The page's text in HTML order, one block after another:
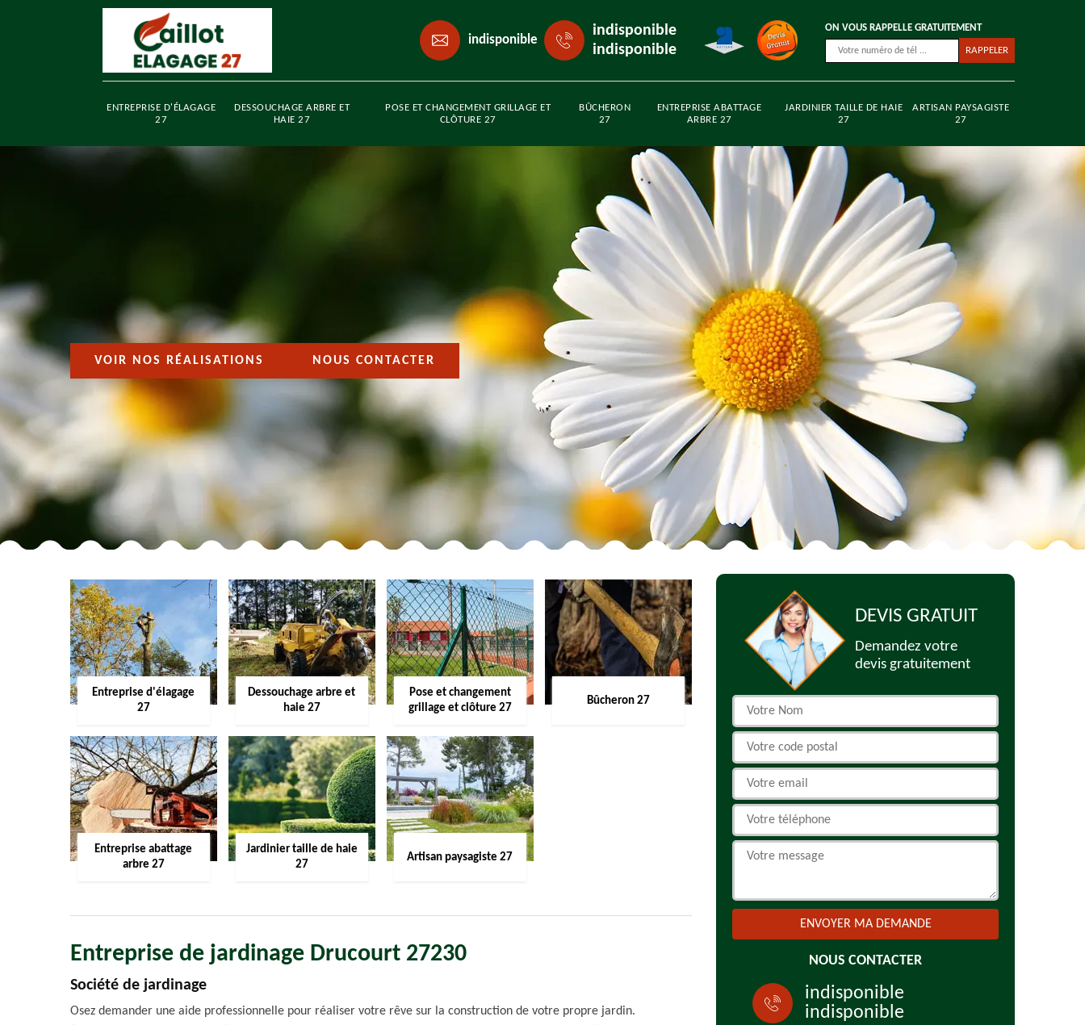
indisponible
indisponible
indisponible
ON VOUS RAPPELLE GRATUITEMENT
ENTREPRISE D'ÉLAGAGE
27
DESSOUCHAGE ARBRE ET
HAIE 27
POSE ET CHANGEMENT GRILLAGE ET
CLÔTURE 27
BÛCHERON
27
ENTREPRISE ABATTAGE
ARBRE 27
JARDINIER TAILLE DE HAIE
27
ARTISAN PAYSAGISTE
27
VOIR NOS RÉALISATIONS NOUS CONTACTER
Entreprise d'élagage
27
Dessouchage arbre et
haie 27
Pose et changement
grillage et clôture 27
Bûcheron 27
Entreprise abattage
arbre 27
Jardinier taille de haie
27
Artisan paysagiste 27
Entreprise de jardinage Drucourt 27230
Société de jardinage
Osez demander une aide professionnelle pour réaliser votre rêve sur la construction de votre propre jardin.
DEVIS GRATUIT
Demandez votre
devis gratuitement
NOUS CONTACTER
indisponible
indisponible